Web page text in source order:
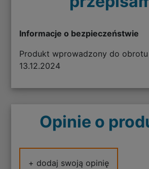
Informacje o bezpieczeństwie
Produkt wprowadzony do
13.12.2024
Opinie o
+ dodaj swoją opinię